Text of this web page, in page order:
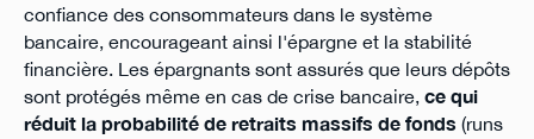
confiance des consommateurs dans le système
bancaire, encourageant ainsi l'épargne et la stabilité
financière. Les épargnants sont assurés que leurs dépôts
sont protégés même en cas de crise bancaire, ce qui
réduit la probabilité de retraits massifs de fonds (runs